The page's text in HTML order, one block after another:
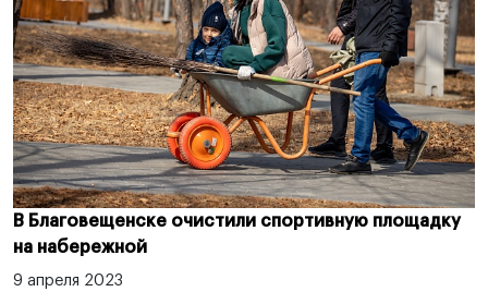
В Благовещенске очистили спортивную площадку
на набережной
9 апреля 2023